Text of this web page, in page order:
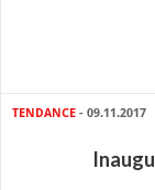
TENDANCE - 09.11.2017